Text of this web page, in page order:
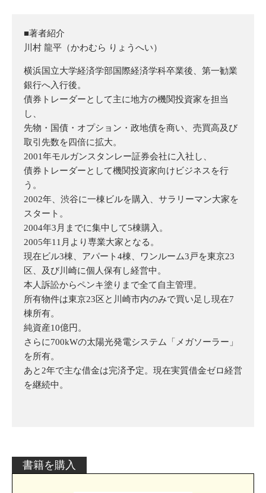
■著者紹介
川村 ⿓平（かわむら りょうへい）
横浜国立大学経済学部国際経済学科卒業後、第一勧業
銀行へ入行後。
債券トレーダーとして主に地方の機関投資家を担当
し、
先物・国債・オプション・政地債を商い、売買高及び
取引先数を四倍に拡大。
2001年モルガンスタンレー証券会社に入社し、
債券トレーダーとして機関投資家向けビジネスを行
う。
2002年、渋谷に一棟ビルを購入、サラリーマン大家を
スタート。
2004年3月までに集中して5棟購入。
2005年11月より専業大家となる。
現在ビル3棟、アパート4棟、ワンルーム3戸を東京23
区、及び川崎に個人保有し経営中。
本人訴訟からペンキ塗りまで全て自主管理。
所有物件は東京23区と川崎市内のみで買い足し現在7
棟所有。
純資産10億円。
さらに700kWの太陽光発電システム「メガソーラー」
を所有。
あと2年で主な借金は完済予定。現在実質借金ゼロ経営
を継続中。
書籍を購入